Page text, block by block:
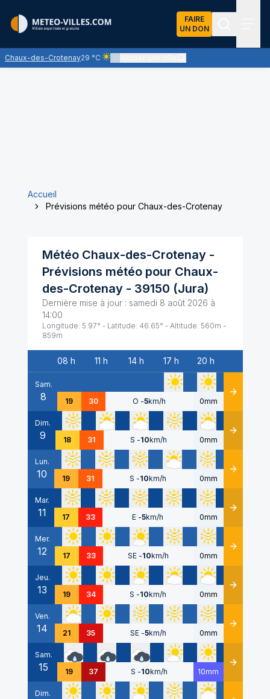
FAIRE
UN DON
Chaux-des-Crotenay29 °C
Ciel clair - quasiment pas de nuages et un
Accueil
Prévisions météo pour Chaux-des-Crotenay
Météo Chaux-des-Crotenay-
Prévisions météo pour Chaux-
des-Crotenay- 39150 (Jura)
Dernière mise à jour : samedi 8 août 2026 à
14:00
Longitude: 5.97° - Latitude: 46.65° - Altitude: 560m -
859m
Date
08 h 11 h 14 h 17 h 20 h
Sam.
8 19 30 O -5km/h 0mm Détails
Dim.
9 18 31 S -10km/h 0mm Détails
Lun.
10 19 31 S -10km/h 0mm Détails
Mar.
11 17 33 E -5km/h 0mm Détails
Mer.
12 17 33 SE -10km/h 0mm Détails
Jeu.
13 19 34 S -10km/h 0mm Détails
Ven.
14 21 35 SE -5km/h 0mm Détails
Sam.
15 19 37 S -10km/h 10mm Détails
Dim.